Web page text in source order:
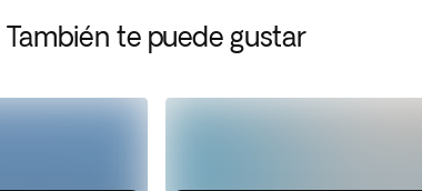
También te puede gustar